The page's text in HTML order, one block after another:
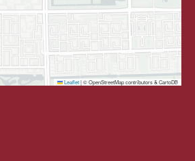
Leaflet|© OpenStreetMap contributors & CartoDB